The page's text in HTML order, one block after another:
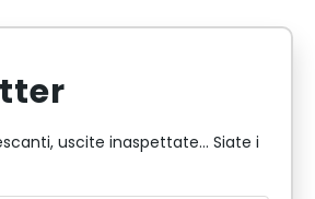
uscite inaspettate... Siate i